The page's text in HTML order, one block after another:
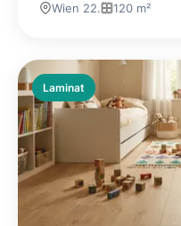
Wien 22. 120 m²
Laminat